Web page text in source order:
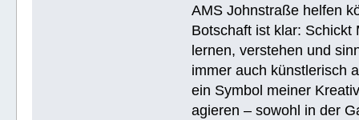
AMS Johnstraße helfen
Botschaft ist klar: Schickt
lernen, verstehen und
immer auch künstlerisch
ein Symbol meiner
agieren – sowohl in der